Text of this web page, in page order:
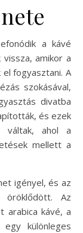
a kávé
amikor a
fogyasztani. A
szokásával,
divatba
és ezek
váltak, ahol a
mellett a
igényel, és az
öröklődött. Az
arabica kávé, a
különleges